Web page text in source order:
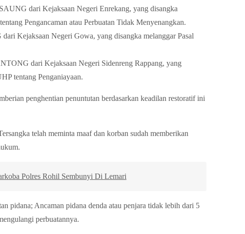
dari Kejaksaan Negeri Enrekang, yang disangka
Pengancaman atau Perbuatan Tidak Menyenangkan.
Kejaksaan Negeri Gowa, yang disangka melanggar Pasal
dari Kejaksaan Negeri Sidenreng Rappang, yang
tentang Penganiayaan.
penghentian penuntutan berdasarkan keadilan restoratif ini
telah meminta maaf dan korban sudah memberikan
Polres Rohil Sembunyi Di Lemari
pidana; Ancaman pidana denda atau penjara tidak lebih dari 5
perbuatannya.